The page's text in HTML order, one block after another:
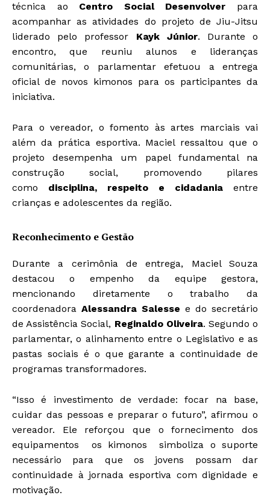
técnica ao Centro Social Desenvolver para
acompanhar as atividades do projeto de Jiu-Jitsu
liderado pelo professor Kayk Júnior. Durante o
encontro, que reuniu alunos e lideranças
comunitárias, o parlamentar efetuou a entrega
oficial de novos kimonos para os participantes da
iniciativa.
Para o vereador, o fomento às artes marciais vai
além da prática esportiva. Maciel ressaltou que o
projeto desempenha um papel fundamental na
construção social, promovendo pilares
como disciplina, respeito e cidadania entre
crianças e adolescentes da região.
Reconhecimento e Gestão
Durante a cerimônia de entrega, Maciel Souza
destacou o empenho da equipe gestora,
mencionando diretamente o trabalho da
coordenadora Alessandra Salesse e do secretário
de Assistência Social, Reginaldo Oliveira. Segundo o
parlamentar, o alinhamento entre o Legislativo e as
pastas sociais é o que garante a continuidade de
programas transformadores.
“Isso é investimento de verdade: focar na base,
cuidar das pessoas e preparar o futuro”, afirmou o
vereador. Ele reforçou que o fornecimento dos
equipamentos os kimonos simboliza o suporte
necessário para que os jovens possam dar
continuidade à jornada esportiva com dignidade e
motivação.